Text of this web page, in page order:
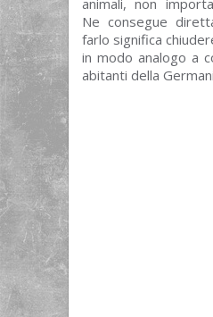
Ne consegue
farlo significa
in modo analogo a
abitanti della